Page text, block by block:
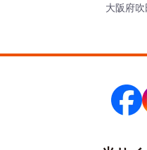
大阪府